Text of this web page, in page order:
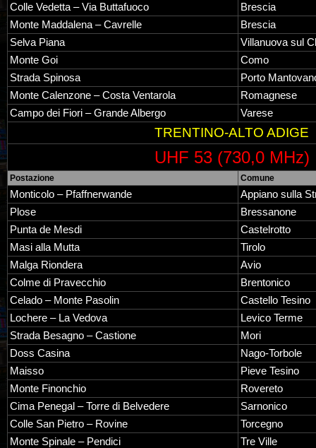
Colle Vedetta – Via Buttafuoco
Brescia
Monte Maddalena – Cavrelle
Brescia
Selva Piana
Villanuova sul
Monte Goi
Como
Strada Spinosa
Porto
Monte Calenzone – Costa Ventarola
Romagnese
Campo dei Fiori – Grande Albergo
Varese
TRENTINO-ALTO ADIGE
UHF 53 (730,0 MHz)
Postazione Comune
Monticolo – Pfaffnerwande
Appiano sulla
Plose
Bressanone
Punta de Mesdi
Castelrotto
Masi alla Mutta
Tirolo
Malga Riondera
Avio
Colme di Pravecchio
Brentonico
Celado – Monte Pasolin
Castello Tesino
Lochere – La Vedova
Levico Terme
Strada Besagno – Castione
Mori
Doss Casina
Nago-Torbole
Maisso
Pieve Tesino
Monte Finonchio
Rovereto
Cima Penegal – Torre di Belvedere
Sarnonico
Colle San Pietro – Rovine
Torcegno
Monte Spinale – Pendici
Tre Ville